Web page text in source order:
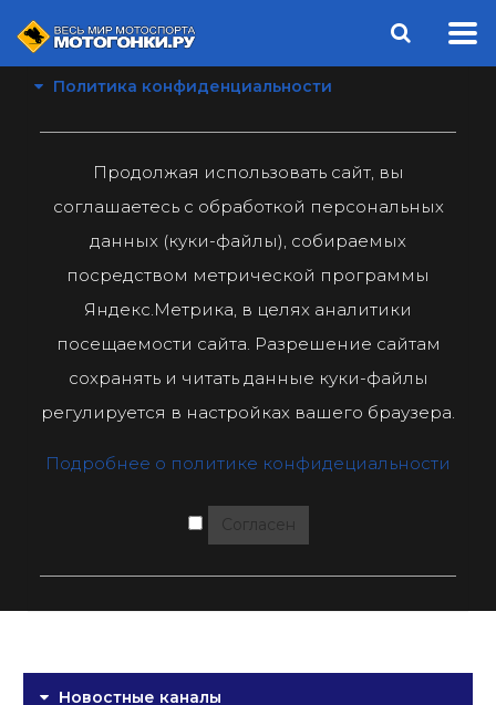
Политика конфиденциальности
Продолжая использовать сайт, вы
соглашаетесь с обработкой персональных
данных (куки-файлы), собираемых
посредством метрической программы
Яндекс.Метрика, в целях аналитики
посещаемости сайта. Разрешение сайтам
сохранять и читать данные куки-файлы
регулируется в настройках вашего браузера.
Подробнее о политике конфидециальности
Согласен
Новостные каналы